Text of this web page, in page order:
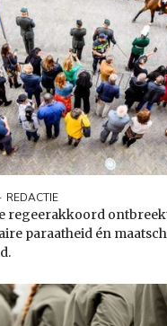
REDACTIE
regeerakkoord
paraatheid én